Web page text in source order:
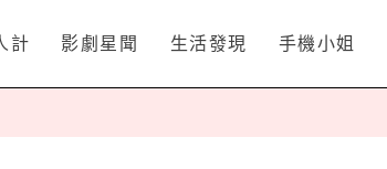
計 影劇星聞 生活發現 手機小姐